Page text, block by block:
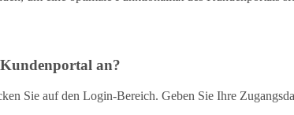
an?
Sie auf den Login-Bereich. Geben Sie Ihre